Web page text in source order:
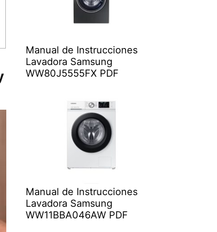
Manual de Instrucciones
Lavadora Samsung
WW80J5555FX PDF
Manual de Instrucciones
Lavadora Samsung
WW11BBA046AW PDF